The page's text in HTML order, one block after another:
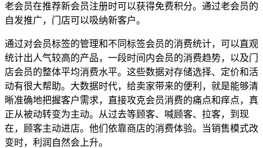
老会员在推荐新会员注册时可以获得免费积分。通过老会员的
自发推广，门店可以吸纳新客户。
通过对会员标签的管理和不同标签会员的消费统计，可以直观
统计出人气较高的产品，一段时间内会员的消费趋势，以及门
店会员的整体平均消费水平。这些数据对存储选择、定价和活
动有很大帮助。大数据时代，给卖家带来的便利，就是能够清
晰准确地把握客户需求，直接攻克会员消费的痛点和痒点，真
正从被动转变为主动。从过去等顾客、喊顾客、拉客，到现
在，顾客主动进店。他们依靠商店的消费体验。当销售模式改
变时，利润自然会上升。